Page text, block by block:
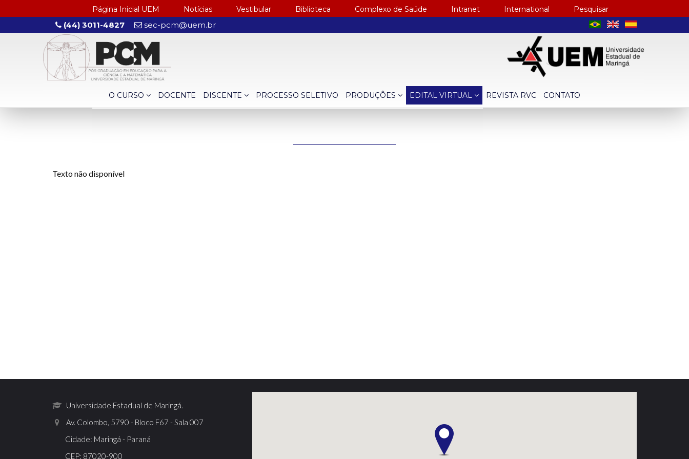
Página Inicial UEM Notícias Vestibular Biblioteca Complexo de Saúde Intranet International Pesquisar
(44) 3011-4827 sec-pcm@uem.br
O CURSO DOCENTE DISCENTE PROCESSO SELETIVO PRODUÇÕES EDITAL VIRTUAL REVISTA RVC CONTATO
Texto não disponível
Universidade Estadual de Maringá.
Av. Colombo, 5790 - Bloco F67 - Sala 007
Cidade: Maringá - Paraná
CEP: 87020-900